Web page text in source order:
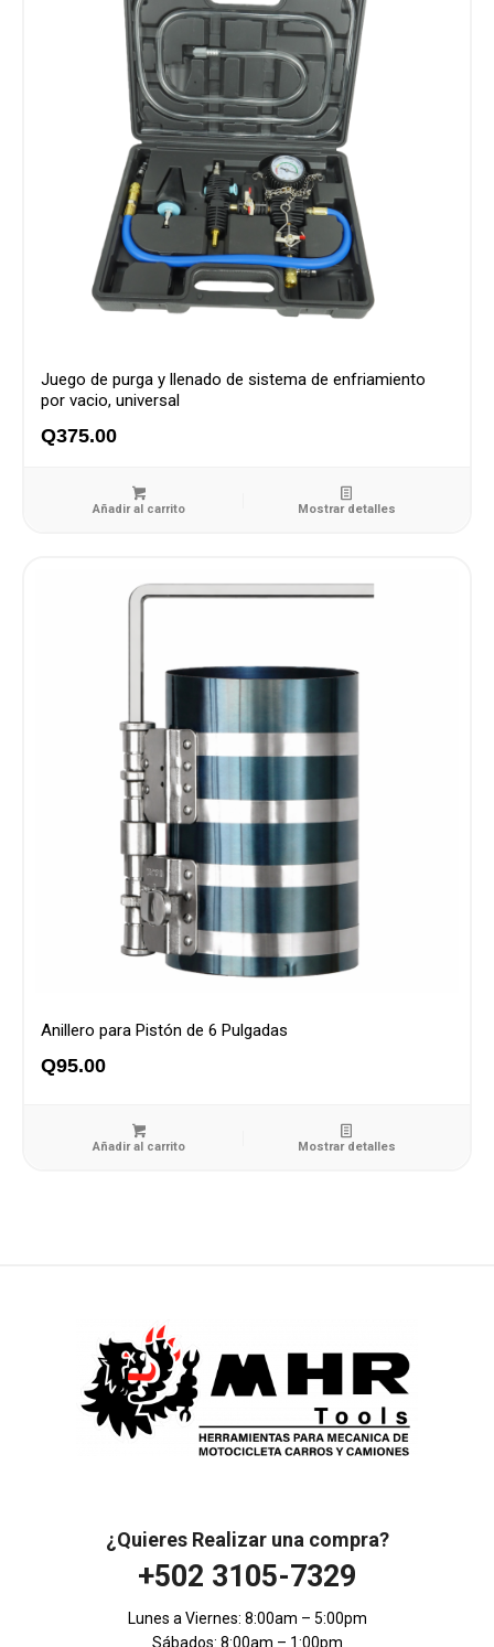
Juego de purga y llenado de sistema de enfriamiento
por vacio, universal
Q375.00
Añadir al carrito Mostrar detalles
Anillero para Pistón de 6 Pulgadas
Q95.00
Añadir al carrito Mostrar detalles
¿Quieres Realizar una compra?
+502 3105-7329
Lunes a Viernes: 8:00am – 5:00pm
Sábados: 8:00am – 1:00pm